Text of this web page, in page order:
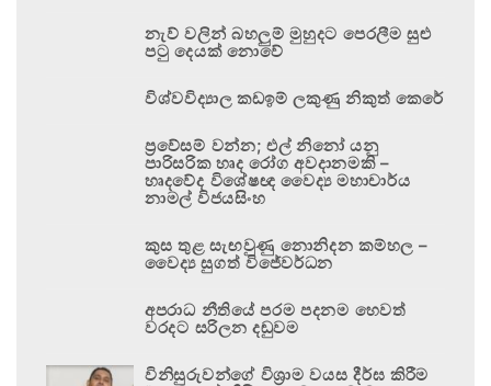
නැව් වලින් බහලුම් මුහුදට පෙරලීම සුළු
පටු දෙයක් නොවේ
විශ්වවිද්‍යාල කඩඉම් ලකුණු නිකුත් කෙරේ
ප්‍රවේසම් වන්න; එල් නිනෝ යනු
පාරිසරික හෘද රෝග අවදානමකි –
හෘදවේද විශේෂඥ වෛද්‍ය මහාචාර්ය
නාමල් විජයසිංහ
කුස තුළ සැඟවුණු නොනිදන කම්හල –
වෛද්‍ය සුගත් විජේවර්ධන
අපරාධ නීතියේ පරම පදනම හෙවත්
වරදට සරිලන දඬුවම
විනිසුරුවන්ගේ විශ්‍රාම වයස දීර්ඝ කිරීම